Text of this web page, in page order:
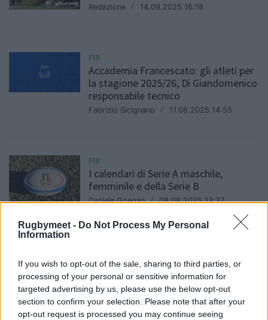
Rugbymeet - Do Not Process My Personal
Information
If you wish to opt-out of the sale, sharing to third parties, or
processing of your personal or sensitive information for
targeted advertising by us, please use the below opt-out
section to confirm your selection. Please note that after your
opt-out request is processed you may continue seeing
Redazione / 14.09.2025 16:18
FIR
Accademia Francescato: gli atleti per
la stagione 2025/26, Di Giandomenico
responsabile tecnico
Fabrizio Sicignano / 11.08.2025 14:55
FIR
I calendari di Serie A maschile,
femminile e della Serie B
Daniele Goegan / 08.08.2025 13:37
Rugby: le formule e le date dei
campionati seniores 2025/26
Daniele Goegan / 21.07.2025 18:27